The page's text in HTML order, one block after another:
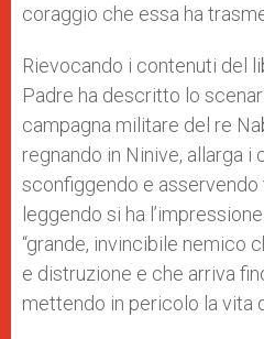
coraggio che essa ha
Rievocando i contenuti del
Padre ha descritto lo
campagna militare del re
regnando in Ninive, allarga i
sconfiggendo e asservendo
leggendo si ha
“grande, invincibile nemico
e distruzione e che arriva
mettendo in pericolo la vita